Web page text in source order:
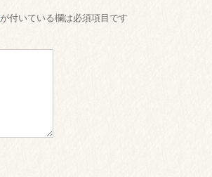
が付いている欄は必須項目です